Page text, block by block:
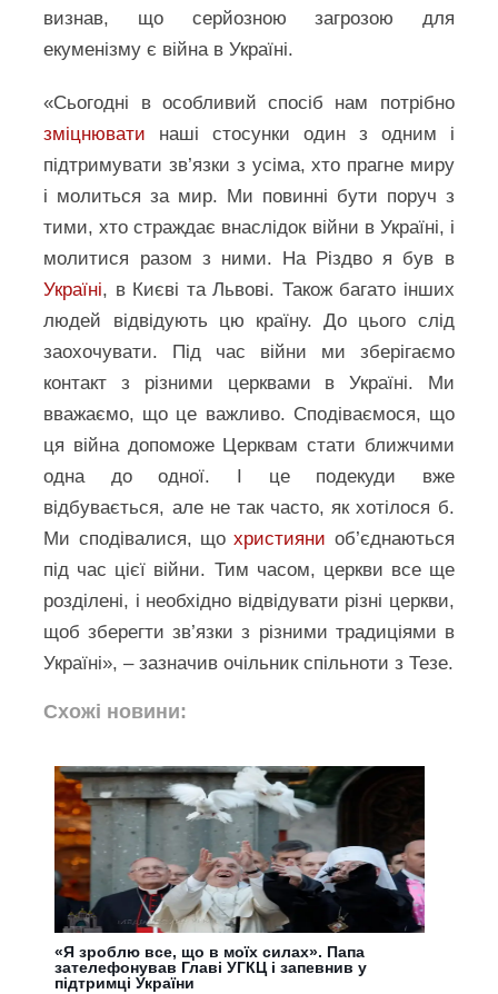
визнав, що серйозною загрозою для
екуменізму є війна в Україні.
«Сьогодні в особливий спосіб нам потрібно
зміцнювати наші стосунки один з одним і
підтримувати зв’язки з усіма, хто прагне миру
і молиться за мир. Ми повинні бути поруч з
тими, хто страждає внаслідок війни в Україні, і
молитися разом з ними. На Різдво я був в
Україні, в Києві та Львові. Також багато інших
людей відвідують цю країну. До цього слід
заохочувати. Під час війни ми зберігаємо
контакт з різними церквами в Україні. Ми
вважаємо, що це важливо. Сподіваємося, що
ця війна допоможе Церквам стати ближчими
одна до одної. І це подекуди вже
відбувається, але не так часто, як хотілося б.
Ми сподівалися, щохристияни об’єднаються
під час цієї війни. Тим часом, церкви все ще
розділені, і необхідно відвідувати різні церкви,
щоб зберегти зв’язки з різними традиціями в
Україні», – зазначив очільник спільноти з Тезе.
Схожі новини:
«Я зроблю все, що в моїх силах». Папа
зателефонував Главі УГКЦ і запевнив у
підтримці України